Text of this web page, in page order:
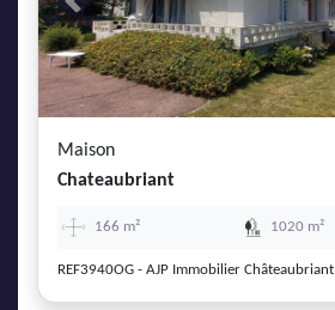
Previous
Maison
Chateaubriant
166 m² 1020 m²
REF3940OG - AJP Immobilier Châteaubriant